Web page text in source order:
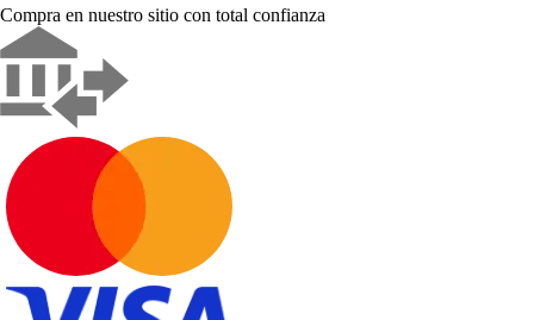
Compra en nuestro sitio con total confianza